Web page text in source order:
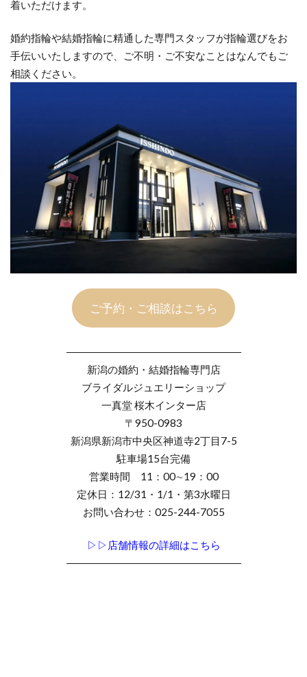
着いただけます。
婚約指輪や結婚指輪に精通した専門スタッフが指輪選びをお
手伝いいたしますので、ご不明・ご不安なことはなんでもご
相談ください。
ご予約・ご相談はこちら
―――――――――――――――――
新潟の婚約・結婚指輪専門店
ブライダルジュエリーショップ
一真堂 桜木インター店
〒950-0983
新潟県新潟市中央区神道寺2丁目7-5
駐車場15台完備
営業時間 11：00∼19：00
定休日：12/31・1/1・第3水曜日
お問い合わせ：025-244-7055
▷▷店舗情報の詳細はこちら
―――――――――――――――――